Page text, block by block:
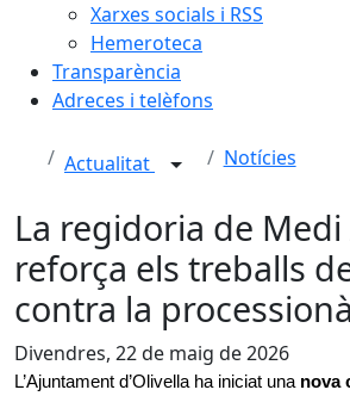
Xarxes socials i RSS
Hemeroteca
Transparència
Adreces i telèfons
Actualitat Notícies
La regidoria de
reforça els treballs
contra la
Divendres, 22 de maig de 2026
L’Ajuntament d’Olivella ha iniciat una nova